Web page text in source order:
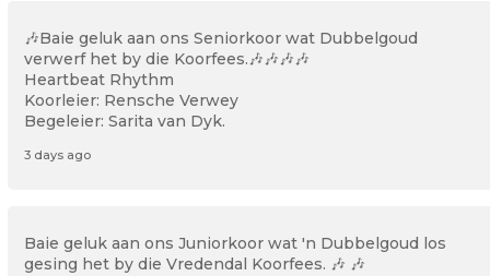
🎶Baie geluk aan ons Seniorkoor wat Dubbelgoud
verwerf het by die Koorfees.🎶🎶🎶🎶
Heartbeat Rhythm
Koorleier: Rensche Verwey
Begeleier: Sarita van Dyk.
3 days ago
Baie geluk aan ons Juniorkoor wat 'n Dubbelgoud los
gesing het by die Vredendal Koorfees. 🎶 🎶